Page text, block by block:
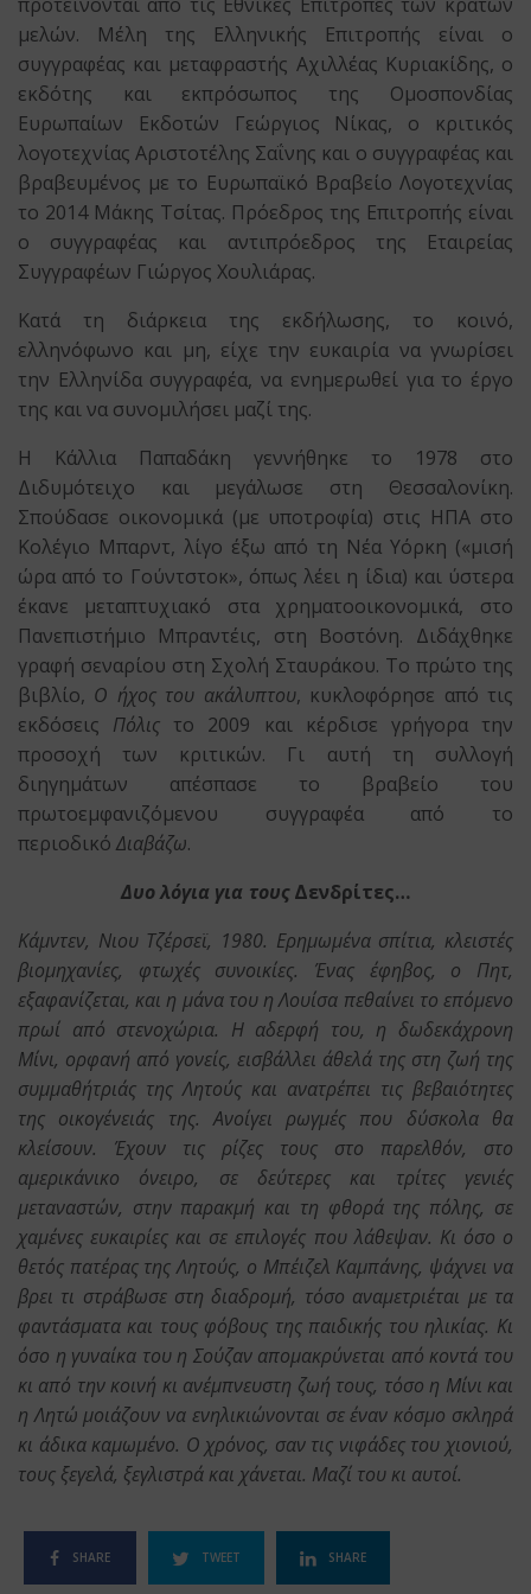
μελών. Μέλη της Ελληνικής Επιτροπής είναι ο
συγγραφέας και μεταφραστής Αχιλλέας Κυριακίδης, ο
εκδότης και εκπρόσωπος της Ομοσπονδίας
Ευρωπαίων Εκδοτών Γεώργιος Νίκας, ο κριτικός
λογοτεχνίας Αριστοτέλης Σαΐνης και ο συγγραφέας και
βραβευμένος με το Ευρωπαϊκό Βραβείο Λογοτεχνίας
το 2014 Μάκης Τσίτας. Πρόεδρος της Επιτροπής είναι
ο συγγραφέας και αντιπρόεδρος της Εταιρείας
Συγγραφέων Γιώργος Χουλιάρας.
Κατά τη διάρκεια της εκδήλωσης, το κοινό,
ελληνόφωνο και μη, είχε την ευκαιρία να γνωρίσει
την Ελληνίδα συγγραφέα, να ενημερωθεί για το έργο
της και να συνομιλήσει μαζί της.
Η Κάλλια Παπαδάκη γεννήθηκε το 1978 στο
Διδυμότειχο και μεγάλωσε στη Θεσσαλονίκη.
Σπούδασε οικονομικά (με υποτροφία) στις ΗΠΑ στο
Κολέγιο Μπαρντ, λίγο έξω από τη Νέα Υόρκη («μισή
ώρα από το Γούντστοκ», όπως λέει η ίδια) και ύστερα
έκανε μεταπτυχιακό στα χρηματοοικονομικά, στο
Πανεπιστήμιο Μπραντέις, στη Βοστόνη. Διδάχθηκε
γραφή σεναρίου στη Σχολή Σταυράκου. Το πρώτο της
βιβλίο, Ο ήχος του ακάλυπτου, κυκλοφόρησε από τις
εκδόσεις Πόλις το 2009 και κέρδισε γρήγορα την
προσοχή των κριτικών. Γι αυτή τη συλλογή
διηγημάτων απέσπασε το βραβείο του
πρωτοεμφανιζόμενου συγγραφέα από το
περιοδικόΔιαβάζω.
Δυο λόγια για τουςΔενδρίτες…
Κάμντεν, Νιου Τζέρσεϊ, 1980. Ερημωμένα σπίτια, κλειστές
βιομηχανίες, φτωχές συνοικίες. Ένας έφηβος, ο Πητ,
εξαφανίζεται, και η μάνα του η Λουίσα πεθαίνει το επόμενο
πρωί από στενοχώρια. Η αδερφή του, η δωδεκάχρονη
Μίνι, ορφανή από γονείς, εισβάλλει άθελά της στη ζωή της
συμμαθήτριάς της Λητούς και ανατρέπει τις βεβαιότητες
της οικογένειάς της. Ανοίγει ρωγμές που δύσκολα θα
κλείσουν. Έχουν τις ρίζες τους στο παρελθόν, στο
αμερικάνικο όνειρο, σε δεύτερες και τρίτες γενιές
μεταναστών, στην παρακμή και τη φθορά της πόλης, σε
χαμένες ευκαιρίες και σε επιλογές που λάθεψαν. Κι όσο ο
θετός πατέρας της Λητούς, ο Μπέιζελ Καμπάνης, ψάχνει να
βρει τι στράβωσε στη διαδρομή, τόσο αναμετριέται με τα
φαντάσματα και τους φόβους της παιδικής του ηλικίας. Κι
όσο η γυναίκα του η Σούζαν απομακρύνεται από κοντά του
κι από την κοινή κι ανέμπνευστη ζωή τους, τόσο η Μίνι και
η Λητώ μοιάζουν να ενηλικιώνονται σε έναν κόσμο σκληρά
κι άδικα καμωμένο. Ο χρόνος, σαν τις νιφάδες του χιονιού,
τους ξεγελά, ξεγλιστρά και χάνεται. Μαζί του κι αυτοί.
SHARE TWEET SHARE